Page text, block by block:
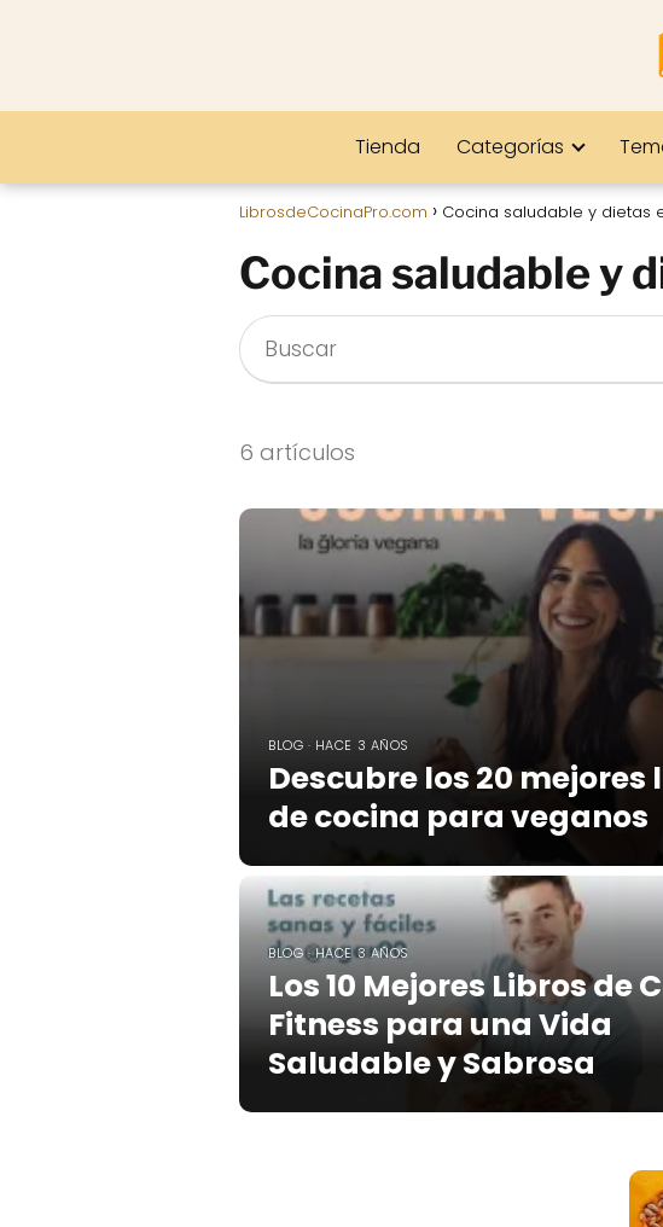
Tienda Categorías
LibrosdeCocinaPro.com Cocina saludable y dietas
Cocina saludable y
6 artículos
BLOG · HACE 3 AÑOS
Descubre los 20 mejores
de cocina para veganos
BLOG · HACE 3 AÑOS
Los 10 Mejores Libros de
Fitness para una Vida
Saludable y Sabrosa